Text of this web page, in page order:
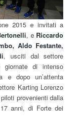
2015 e invitati a
, eRiccardo
Aldo Festante,
, usciti dal settore
giornate di intenso
e dopo un’attenta
Karting Lorenzo
provenienti dalla
anni, di Forte dei